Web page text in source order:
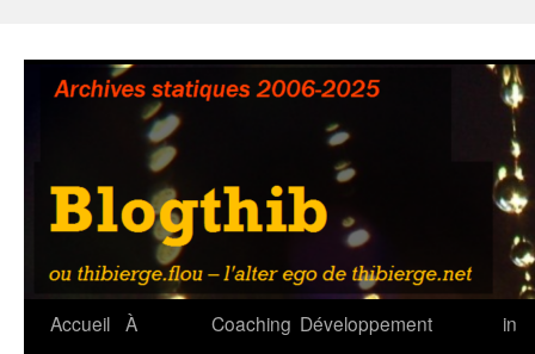
contenu
Accueil À
Coaching Développement
in